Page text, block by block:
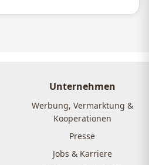
Unternehmen
Werbung, Vermarktung &
Kooperationen
Presse
Jobs & Karriere